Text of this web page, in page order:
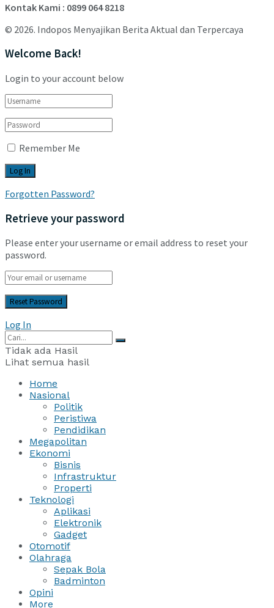
Kontak Kami : 0899 064 8218
© 2026. Indopos Menyajikan Berita Aktual dan Terpercaya
Welcome Back!
Login to your account below
Remember Me
Forgotten Password?
Retrieve your password
Please enter your username or email address to reset your
password.
Log In
Tidak ada Hasil
Lihat semua hasil
Home
Nasional
Politik
Peristiwa
Pendidikan
Megapolitan
Ekonomi
Bisnis
Infrastruktur
Properti
Teknologi
Aplikasi
Elektronik
Gadget
Otomotif
Olahraga
Sepak Bola
Badminton
Opini
More